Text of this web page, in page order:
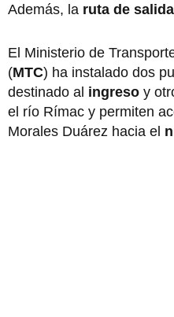
Además, la ruta de salida
El Ministerio de
(MTC) ha instalado dos
destinado al ingreso y
el río Rímac y permiten
Morales Duárez hacia el